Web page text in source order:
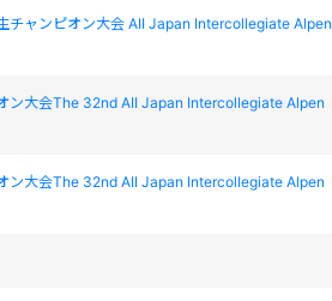
チャンピオン大会 AII Japan Intercollegiate Alpen
ン大会The 32nd AII Japan Intercollegiate Alpen
ン大会The 32nd AII Japan Intercollegiate Alpen